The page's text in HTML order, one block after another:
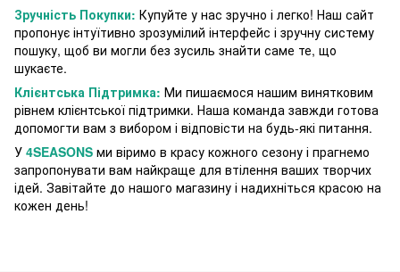
Зручність Покупки: Купуйте у нас зручно і легко! Наш сайт
пропонує інтуїтивно зрозумілий інтерфейс і зручну систему
пошуку, щоб ви могли без зусиль знайти саме те, що
шукаєте.
Клієнтська Підтримка: Ми пишаємося нашим винятковим
рівнем клієнтської підтримки. Наша команда завжди готова
допомогти вам з вибором і відповісти на будь-які питання.
У 4SEASONS ми віримо в красу кожного сезону і прагнемо
запропонувати вам найкраще для втілення ваших творчих
ідей. Завітайте до нашого магазину і надихніться красою на
кожен день!